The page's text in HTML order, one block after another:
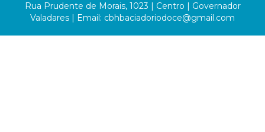
Rua Prudente de Morais, 1023 | Centro | Governador
Valadares | Email: cbhbaciadoriodoce@gmail.com